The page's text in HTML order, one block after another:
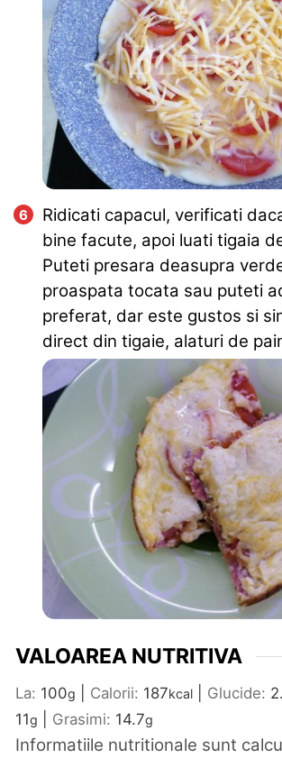
Ridicati capacul, verificati
bine facute, apoi luati tigaia
Puteti presara deasupra
proaspata tocata sau puteti
preferat, dar este gustos si
direct din tigaie, alaturi de
VALOAREA NUTRITIVA
La: 100g Calorii: 187kcal Glucide:
11g Grasimi: 14.7g
Informatiile nutritionale sunt calculate automat,